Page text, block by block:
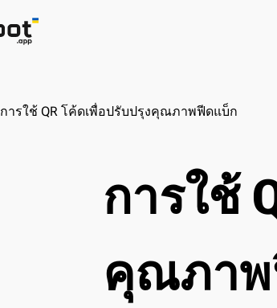
การใช้ QR โค้ดเพื่อปรับปรุงคุณภาพฟีดแบ็ก
การใช้
คุณภา